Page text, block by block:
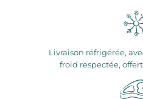
Livraison réfrigérée,
froid respectée,